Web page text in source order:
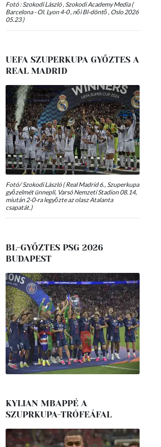
Fotó : Szokodi László , Szokodi Academy Media (
Barcelona - Ol. Lyon 4-0 , női Bl-döntő , Oslo 2026
05.23 )
UEFA SZUPERKUPA GYŐZTES A
REAL MADRID
Fotó/ Szokodi László ( Real Madrid 6., Szuperkupa
győzelmét ünnepli, Varsó Nemzeti Stadion 08.14,
miután 2-0-ra legyőzte az olasz Atalanta
csapatát.)
BL-GYŐZTES PSG 2026
BUDAPEST
KYLIAN MBAPPÉ A
SZUPRKUPA-TRÓFEÁFAL